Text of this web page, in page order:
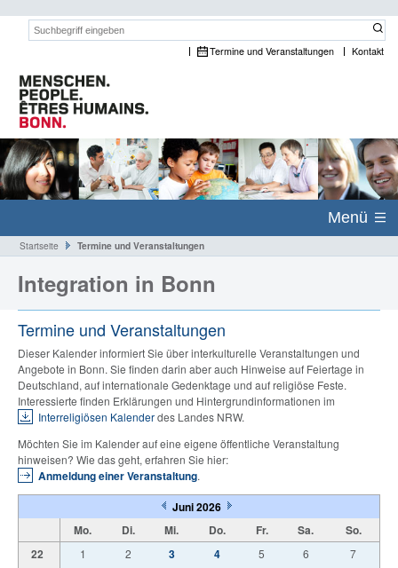
Suchwort:
Termine und Veranstaltungen Kontakt
Menü
Startseite Termine und Veranstaltungen
Integration in Bonn
Termine und Veranstaltungen
Dieser Kalender informiert Sie über interkulturelle Veranstaltungen und
Angebote in Bonn. Sie finden darin aber auch Hinweise auf Feiertage in
Deutschland, auf internationale Gedenktage und auf religiöse Feste.
Interessierte finden Erklärungen und Hintergrundinformationen im
Interreligiösen Kalenderdes Landes NRW.
Möchten Sie im Kalender auf eine eigene öffentliche Veranstaltung
hinweisen? Wie das geht, erfahren Sie hier:
Anmeldung einer Veranstaltung.
Juni 2026
Mo.
Di. Mi. Do. Fr. Sa.
So.
22
1 2 3 4 5 6 7